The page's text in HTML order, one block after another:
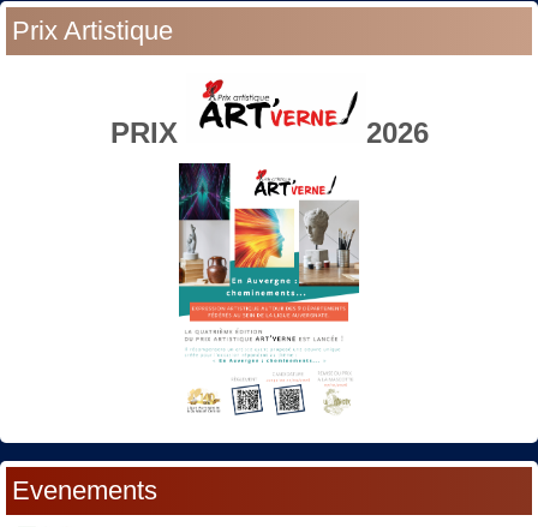
Prix Artistique
PRIX 2026
Evenements